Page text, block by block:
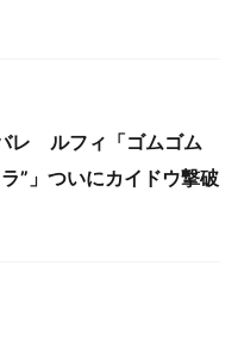
レ ルフィ「ゴムゴム
”」ついにカイドウ撃破